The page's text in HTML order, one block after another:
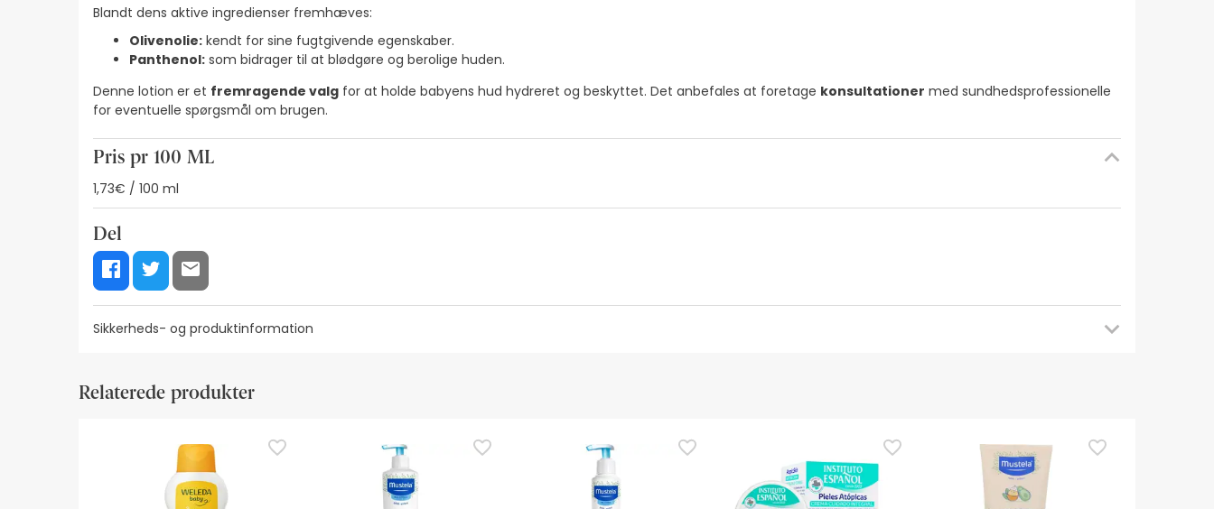
Blandt dens aktive ingredienser fremhæves:
Olivenolie: kendt for sine fugtgivende egenskaber.
Panthenol: som bidrager til at blødgøre og berolige huden.
Denne lotion er et fremragende valg for at holde babyens hud hydreret og beskyttet. Det anbefales at foretage konsultationer med sundhedsprofessionelle
for eventuelle spørgsmål om brugen.
Pris pr 100 ML
1,73€ / 100 ml
Del
Sikkerheds- og produktinformation
Ressourcer til visuel sikkerhedskode
mellemtiden anbefaler vi, at du læser de sikkerhedsoplysninger, der følger med produktet, før du bruger det. Hvis du har spørgsmål om sikkerhed, er du
velkommen til at kontakte os. Hvis du ønsker det, kan du også returnere det ved at følge vores
vilkår og betingelser.
Relaterede produkter